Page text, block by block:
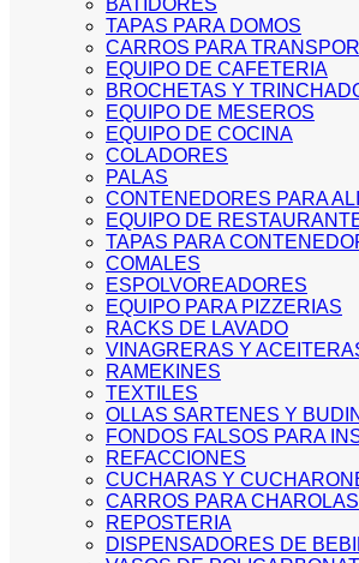
BATIDORES
TAPAS PARA DOMOS
CARROS PARA
EQUIPO DE CAFETERIA
BROCHETAS Y
EQUIPO DE MESEROS
EQUIPO DE COCINA
COLADORES
PALAS
CONTENEDORES PARA
EQUIPO DE
TAPAS PARA
COMALES
ESPOLVOREADORES
EQUIPO PARA PIZZERIAS
RACKS DE LAVADO
VINAGRERAS Y
RAMEKINES
TEXTILES
OLLAS SARTENES Y
FONDOS FALSOS PARA
REFACCIONES
CUCHARAS Y
CARROS PARA
REPOSTERIA
DISPENSADORES DE